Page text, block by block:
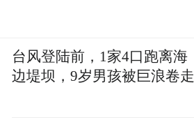
台风登陆前，1家4口跑离海
边堤坝，9岁男孩被巨浪卷走